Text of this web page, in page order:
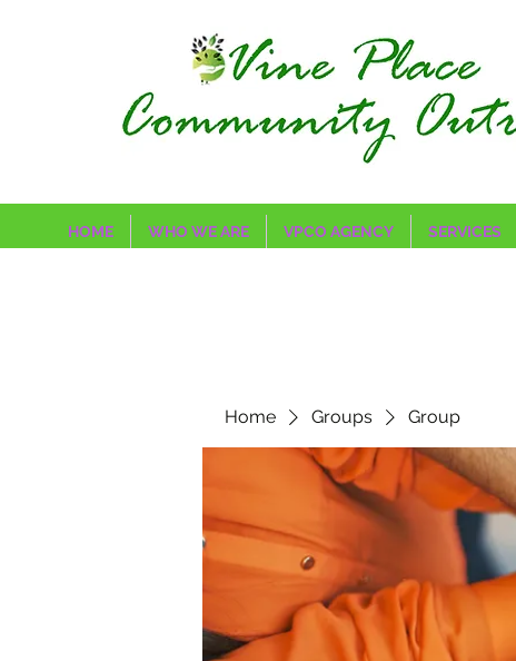
HOME WHO WE ARE VPCO AGENCY SERVICES
Home Groups Group